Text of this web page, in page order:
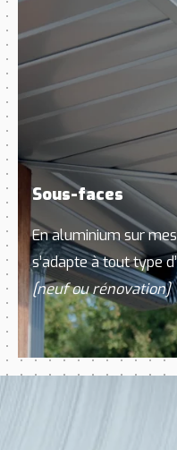
Sous-faces
En aluminium sur
s’adapte à tout type
[neuf ou rénovation]